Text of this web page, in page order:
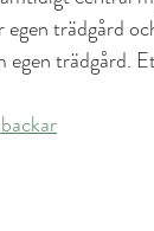
trädgård
egen trädgård.